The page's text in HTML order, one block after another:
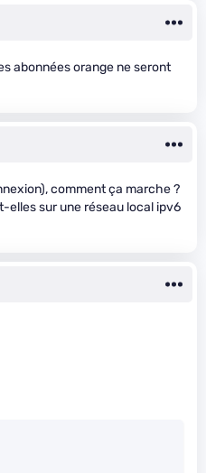
abonnées orange ne seront
comment ça marche ?
elles sur une réseau local ipv6